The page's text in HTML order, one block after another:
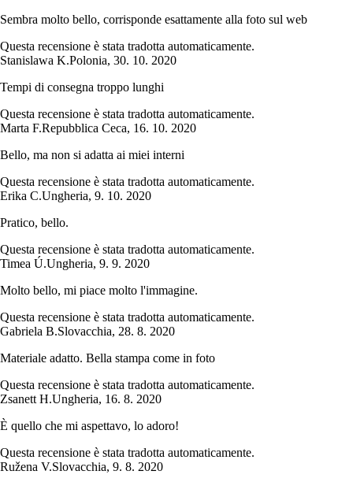
Sembra molto bello, corrisponde esattamente alla foto sul web
Questa recensione è stata tradotta automaticamente.
Stanislawa K.Polonia, 30. 10. 2020
Tempi di consegna troppo lunghi
Questa recensione è stata tradotta automaticamente.
Marta F.Repubblica Ceca, 16. 10. 2020
Bello, ma non si adatta ai miei interni
Questa recensione è stata tradotta automaticamente.
Erika C.Ungheria, 9. 10. 2020
Pratico, bello.
Questa recensione è stata tradotta automaticamente.
Timea Ú.Ungheria, 9. 9. 2020
Molto bello, mi piace molto l'immagine.
Questa recensione è stata tradotta automaticamente.
Gabriela B.Slovacchia, 28. 8. 2020
Materiale adatto. Bella stampa come in foto
Questa recensione è stata tradotta automaticamente.
Zsanett H.Ungheria, 16. 8. 2020
È quello che mi aspettavo, lo adoro!
Questa recensione è stata tradotta automaticamente.
Ružena V.Slovacchia, 9. 8. 2020